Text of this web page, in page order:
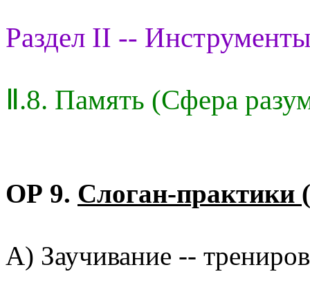
Раздел II --
Ⅱ.8. Память (Сфера
ОР 9. Слоган-практики
А) Заучивание --